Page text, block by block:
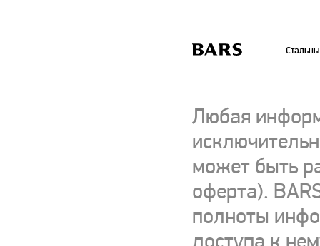
Любая
может быть
оферта).
полноты